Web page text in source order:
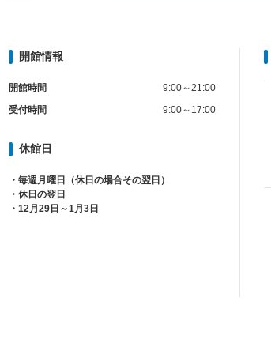
開館情報
開館時間
9:00～21:00
受付時間
9:00～17:00
休館日
・毎週月曜日（休日の場合その翌日）
・休日の翌日
・12月29日～1月3日